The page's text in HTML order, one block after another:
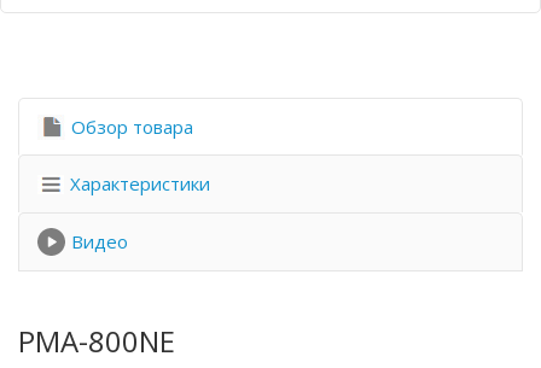
Обзор товара
Характеристики
Видео
PMA-800NE